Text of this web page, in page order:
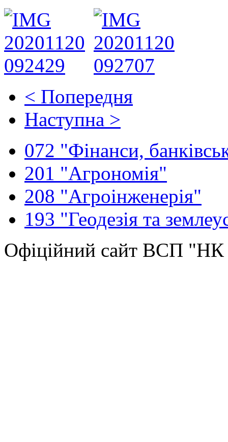
< Попередня
Наступна >
072 "Фінанси,
201 "Агрономія"
208 "Агроінженерія"
193 "Геодезія та
Офіційний сайт ВСП